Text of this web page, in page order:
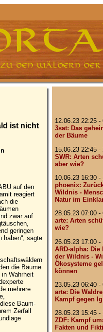
ist nicht
auf den
reagiert
die
zwar auf
geringen
haben“, sagte
die Bäume
Wahrheit
mehrere
Baum-
Zerfall
12.06.23 22:25 -
3sat: Das
der Bäume
15.06.23 22:45 -
SWR: Arten
aber wie?
10.06.23 16:30 -
phoenix:
Wildnis -
Natur im
28.05.23 07:00 -
arte: Arten
wie?
26.05.23 17:00 -
ARD-alpha: Die
der Wildnis -
Ökosysteme
können
23.05.23 06:40 -
arte: Die
Kampf gegen
28.05.23 15:45 -
ZDF: Kampf
Fakten und